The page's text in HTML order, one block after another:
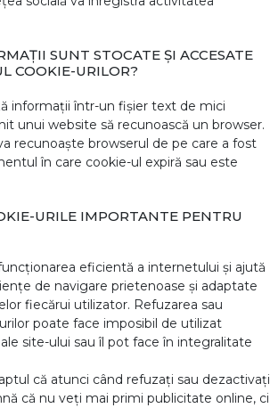
SUNT STOCATE ȘI ACCESATE
COOKIE-URILOR?
informații într-un fișier text de mici
unui website să recunoască un browser.
recunoaște browserul de pe care a fost
în care cookie-ul expiră sau este
URILE IMPORTANTE PENTRU
eficientă a internetului și ajută
de navigare prietenoase și adaptate
fiecărui utilizator. Refuzarea sau
poate face imposibil de utilizat
site-ului sau îl pot face în integralitate
că atunci când refuzați sau dezactivați
că nu veți mai primi publicitate online, ci